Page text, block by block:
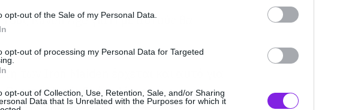
opt-out of the Sale of my Personal Data.
opt-out of processing my Personal Data for Targeted
opt-out of Collection, Use, Retention, Sale, and/or Sharing
Data that Is Unrelated with the Purposes for which it
Raven Age γιατί με αυτούς θα
των Iron Maiden έρχεται και αυτό για
Harris βρήκε λίγο χρόνο να μας